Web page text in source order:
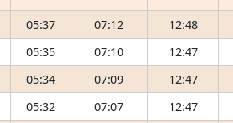
05:37 07:12 12:48
05:35 07:10 12:47
05:34 07:09 12:47
05:32 07:07 12:47